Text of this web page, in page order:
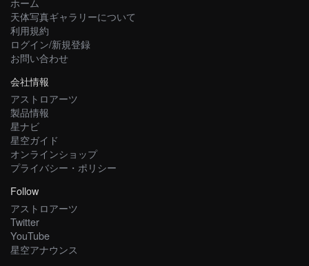
天体写真ギャラリーについて
利用規約
ログイン/新規登録
お問い合わせ
会社情報
アストロアーツ
製品情報
星ナビ
星空ガイド
オンラインショップ
プライバシー・ポリシー
Follow
アストロアーツ
Twitter
YouTube
星空アナウンス